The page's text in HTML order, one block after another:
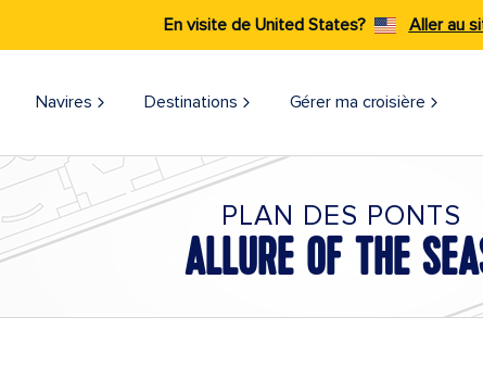
En visite de United States? Aller au
Navires Destinations Gérer ma croisière​
PLAN DES PONTS
ALLURE OF THE